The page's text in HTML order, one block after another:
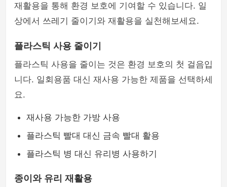
재활용을 통해 환경 보호에 기여할 수 있습니다. 일
상에서 쓰레기 줄이기와 재활용을 실천해보세요.
플라스틱 사용 줄이기
플라스틱 사용을 줄이는 것은 환경 보호의 첫 걸음입
니다. 일회용품 대신 재사용 가능한 제품을 선택하세
요.
재사용 가능한 가방 사용
플라스틱 빨대 대신 금속 빨대 활용
플라스틱 병 대신 유리병 사용하기
종이와 유리 재활용